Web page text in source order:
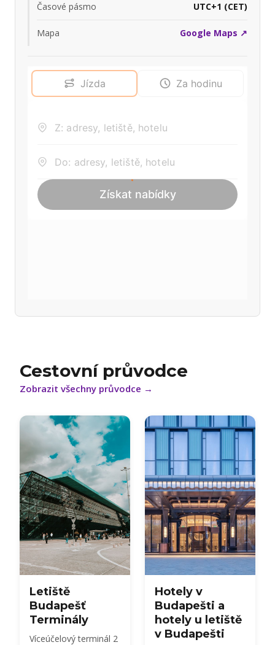
Časové pásmo UTC+1 (CET)
Mapa Google Maps ↗
Cestovní průvodce
Zobrazit všechny průvodce →
Letiště
Budapešť
Terminály
Víceúčelový terminál 2
Hotely v
Budapešti a
hotely u letiště
v Budapešti